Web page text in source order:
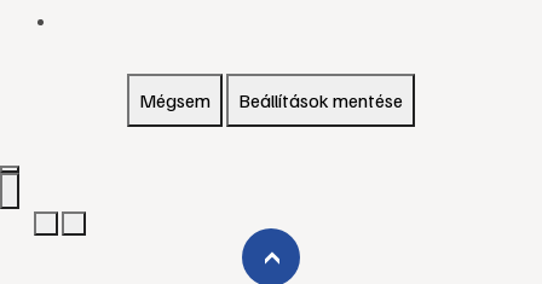
Mégsem Beállítások mentése
›